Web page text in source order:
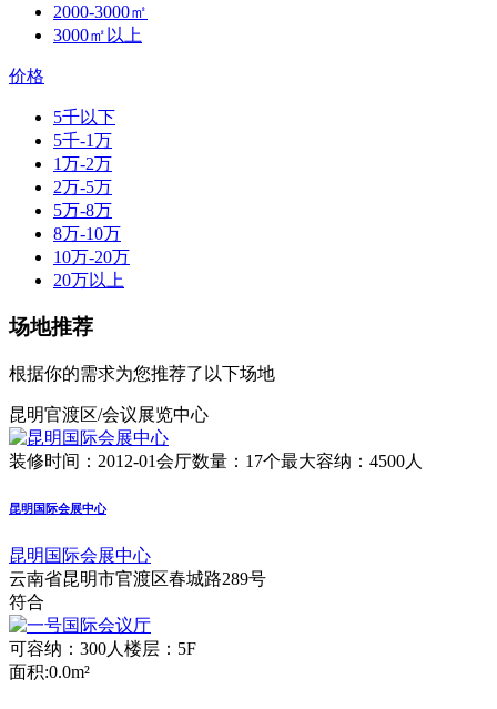
2000-3000㎡
3000㎡以上
价格
5千以下
5千-1万
1万-2万
2万-5万
5万-8万
8万-10万
10万-20万
20万以上
场地推荐
根据你的需求为您推荐了以下场地
昆明官渡区/会议展览中心
装修时间：2012-01会厅数量：17个最大容纳：4500人
昆明国际会展中心
昆明国际会展中心
云南省昆明市官渡区春城路289号
符合
可容纳：300人 楼层：5F
面积:0.0m²